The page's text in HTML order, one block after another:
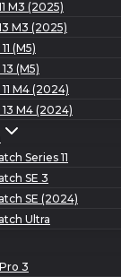
M3 (2025)
M3 (2025)
(M5)
(M5)
M4 (2024)
M4 (2024)
Series 11
SE 3
SE (2024)
Ultra
3